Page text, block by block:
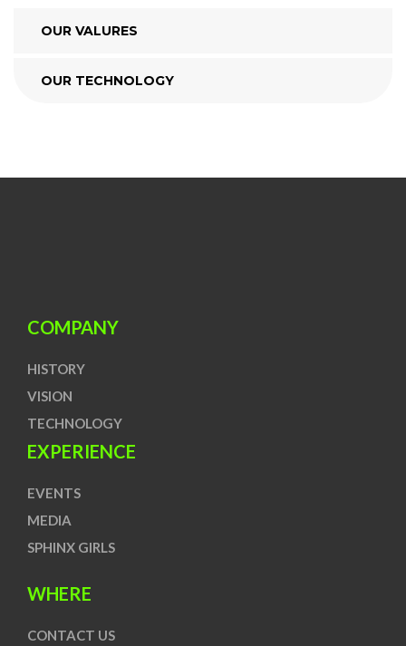
OUR VALURES
OUR TECHNOLOGY
COMPANY
HISTORY
VISION
TECHNOLOGY
EXPERIENCE
EVENTS
MEDIA
SPHINX GIRLS
WHERE
CONTACT US